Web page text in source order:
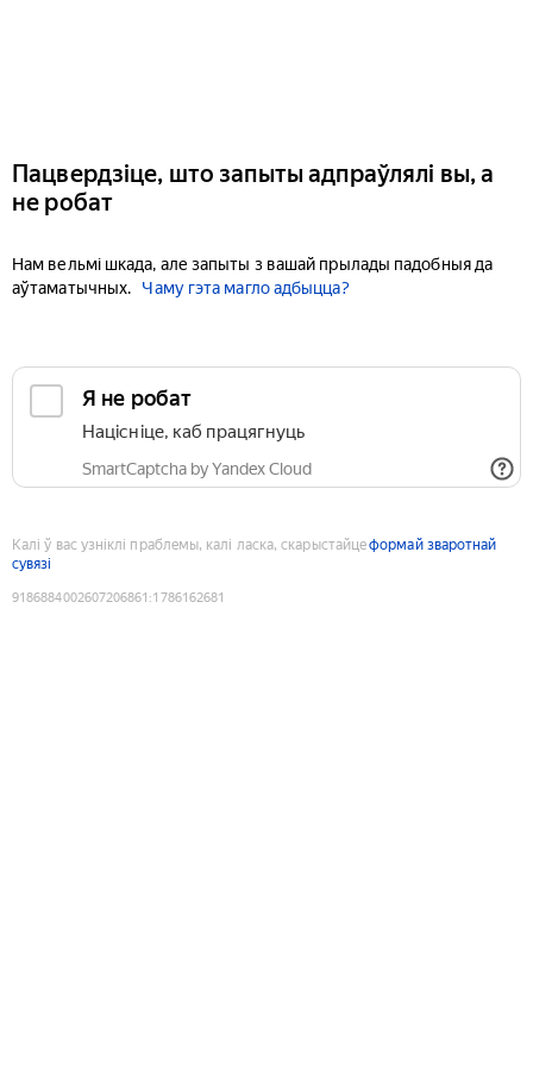
Пацвердзіце, што запыты адпраўлялі вы, а
не робат
Нам вельмі шкада, але запыты з вашай прылады падобныя да
аўтаматычных.
Чаму гэта магло адбыцца?
Я не робат
Націсніце, каб працягнуць
SmartCaptcha by Yandex Cloud
Калі ў вас узніклі праблемы, калі ласка, скарыстайцеформай зваротнай
сувязі
9186884002607206861 :1786162681